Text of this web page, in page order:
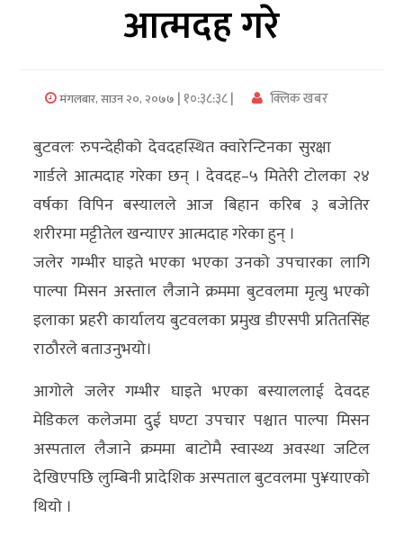
मनाेरञ्जन
विज्ञान
प्रविधि
अन्तरर्वार्ता
विचार/
ब्लग
खेलकुद
रोचक
अन्य
क्लिक
खबर
आत्मदह गरे
मंगलबार, साउन २०, २०७७ | १०:३८:३८ | क्लिक खबर
बुटवलः रुपन्देहीको देवदहस्थित क्वारेन्टिनका सुरक्षा
गार्डले आत्मदाह गरेका छन् । देवदह–५ मितेरी टोलका २४
वर्षका विपिन बस्यालले आज बिहान करिब ३ बजेतिर
शरीरमा मट्टीतेल खन्याएर आत्मदाह गरेका हुन् ।
जलेर गम्भीर घाइते भएका भएका उनको उपचारका लागि
पाल्पा मिसन अस्ताल लैजाने क्रममा बुटवलमा मृत्यु भएको
इलाका प्रहरी कार्यालय बुटवलका प्रमुख डीएसपी प्रतितसिंह
राठौरले बताउनुभयो।
आगोले जलेर गम्भीर घाइते भएका बस्याललाई देवदह
मेडिकल कलेजमा दुई घण्टा उपचार पश्चात पाल्पा मिसन
अस्पताल लैजाने क्रममा बाटोमै स्वास्थ्य अवस्था जटिल
देखिएपछि लुम्बिनी प्रादेशिक अस्पताल बुटवलमा पु¥याएको
थियो ।